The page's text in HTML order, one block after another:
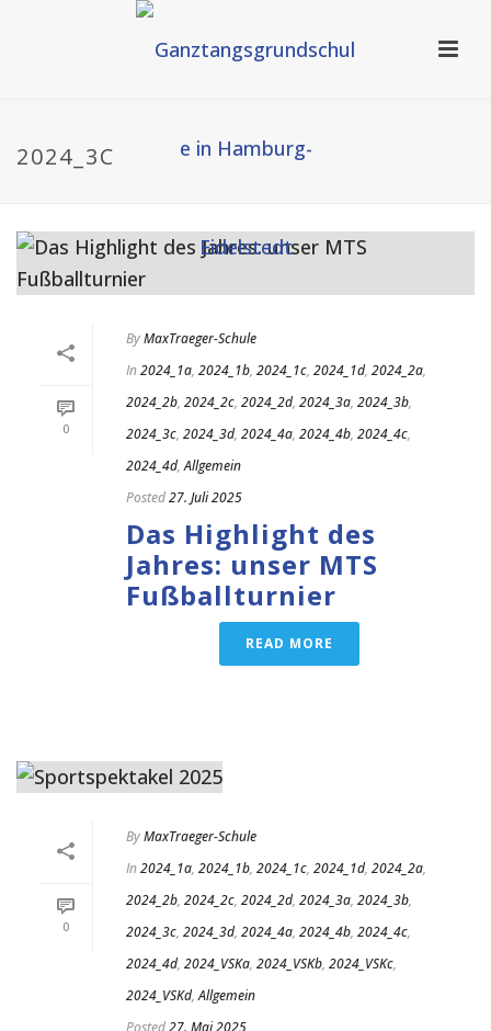
2024_3C
0
ByMaxTraeger-Schule
In2024_1a, 2024_1b, 2024_1c, 2024_1d, 2024_2a,
2024_2b, 2024_2c, 2024_2d, 2024_3a, 2024_3b,
2024_3c, 2024_3d, 2024_4a, 2024_4b, 2024_4c,
2024_4d,Allgemein
Posted27. Juli 2025
Das Highlight des
Jahres: unser MTS
Fußballturnier
READ MORE
0
ByMaxTraeger-Schule
In2024_1a, 2024_1b, 2024_1c, 2024_1d, 2024_2a,
2024_2b, 2024_2c, 2024_2d, 2024_3a, 2024_3b,
2024_3c, 2024_3d, 2024_4a, 2024_4b, 2024_4c,
2024_4d, 2024_VSKa, 2024_VSKb, 2024_VSKc,
2024_VSKd,Allgemein
Posted27. Mai 2025